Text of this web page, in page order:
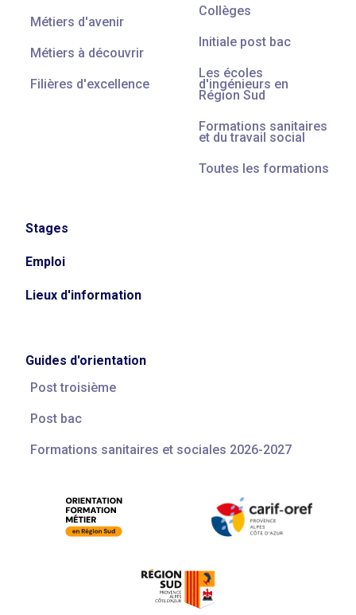
Métiers d'avenir
Métiers à découvrir
Filières d'excellence
Collèges
Initiale post bac
Les écoles
d'ingénieurs en
Région Sud
Formations sanitaires
et du travail social
Toutes les formations
Stages
Emploi
Lieux d'information
Guides d'orientation
Post troisième
Post bac
Formations sanitaires et sociales 2026-2027